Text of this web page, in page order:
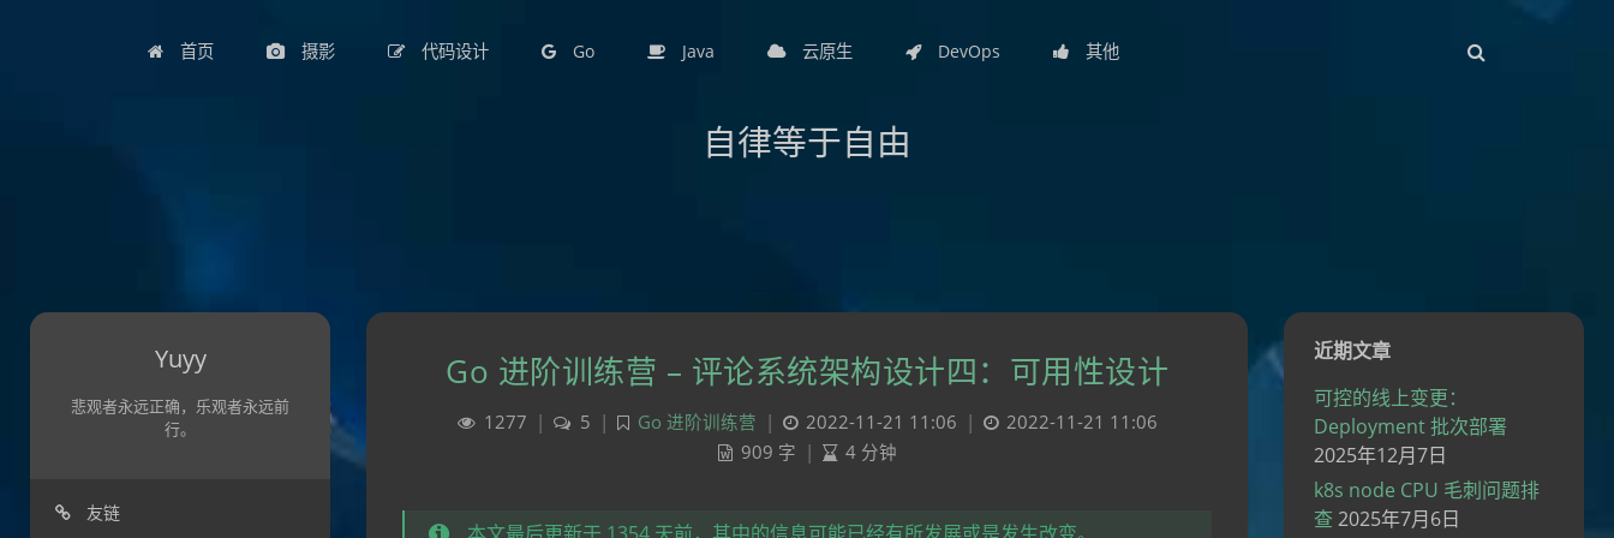
首页 摄影 代码设计 Go Java 云原生 DevOps 其他
自律等于自由
Yuyy
悲观者永远正确，乐观者永远前
行。
友链
近期文章
可控的线上变更：
Deployment 批次部署
2025年12月7日
k8s node CPU 毛刺问题排
查 2025年7月6日
Go 进阶训练营 – 评论系统架构设计四：可用性设计
1277 | 5 | Go 进阶训练营 | 2022-11-21 11:06 |
2022-11-21 11:06
909 字 | 4 分钟